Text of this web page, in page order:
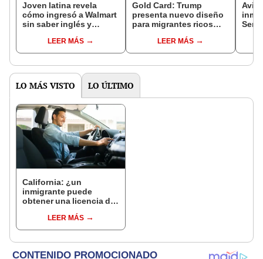
Joven latina revela
cómo ingresó a Walmart
sin saber inglés y
intentos: "Las
preguntas fueron súper
LEER MÁS
Gold Card: Trump
presenta nuevo diseño
para migrantes ricos
LEER MÁS
LO MÁS VISTO LO ÚLTIMO
California: ¿un
inmigrante puede
obtener una licencia de
según el DMV?
LEER MÁS